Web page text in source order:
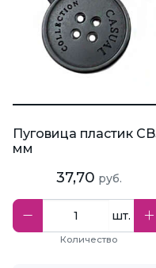
Пуговица пластик
мм
37,70 руб.
шт.
Количество